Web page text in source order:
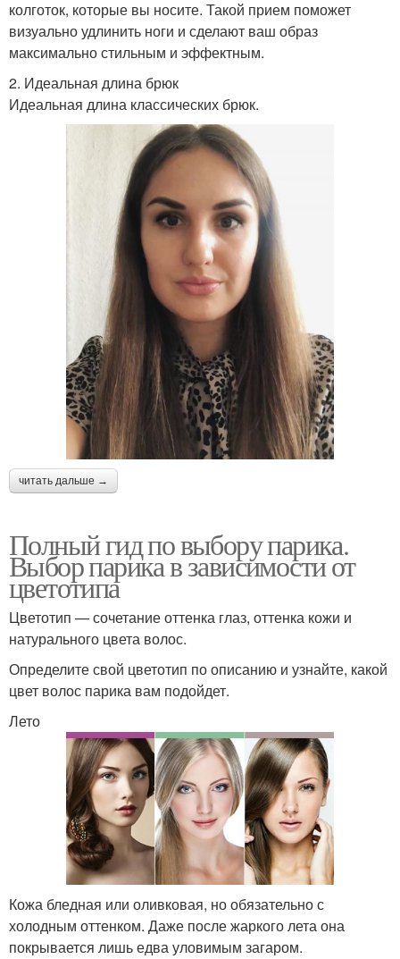
колготок, которые вы носите. Такой прием поможет
визуально удлинить ноги и сделают ваш образ
максимально стильным и эффектным.
2. Идеальная длина брюк
Идеальная длина классических брюк.
читать дальше →
Полный гид по выбору парика.
Выбор парика в зависимости от
цветотипа
Цветотип — сочетание оттенка глаз, оттенка кожи и
натурального цвета волос.
Определите свой цветотип по описанию и узнайте, какой
цвет волос парика вам подойдет.
Лето
Кожа бледная или оливковая, но обязательно с
холодным оттенком. Даже после жаркого лета она
покрывается лишь едва уловимым загаром.